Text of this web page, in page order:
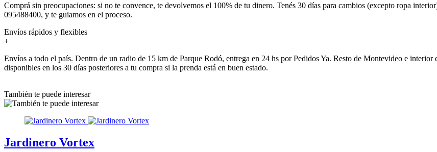
Comprá sin preocupaciones: si no te convence, te devolvemos el 100% de tu dinero. Tenés 30 días para cambios (excepto ropa
095488400, y te guiamos en el proceso.
Envíos rápidos y flexibles
+
Envíos a todo el país. Dentro de un radio de 15 km de Parque Rodó, entrega en 24 hs por Pedidos Ya. Resto de Montevideo e
disponibles en los 30 días posteriores a tu compra si la prenda está en buen estado.
También te puede interesar
Jardinero Vortex